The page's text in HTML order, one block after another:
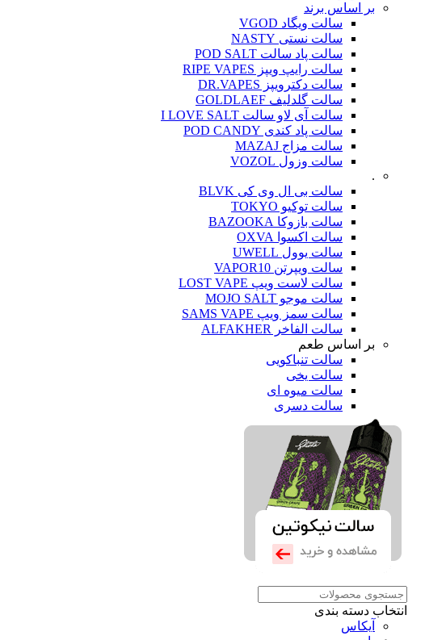
بر اساس برند
سالت ویگاد VGOD
سالت نستی NASTY
سالت پاد سالت POD SALT
سالت رایپ ویپز RIPE VAPES
سالت دکترویپز DR.VAPES
سالت گلدلیف GOLDLAEF
سالت آی لاو سالت I LOVE SALT
سالت پاد کندی POD CANDY
سالت مزاج MAZAJ
سالت وزول VOZOL
.
سالت بی ال وی کی BLVK
سالت توکیو TOKYO
سالت بازوکا BAZOOKA
سالت اکسوا OXVA
سالت یوول UWELL
سالت ویپرتن VAPOR10
سالت لاست ویپ LOST VAPE
سالت موجو MOJO SALT
سالت سمز ویپ SAMS VAPE
سالت الفاخر ALFAKHER
بر اساس طعم
سالت تنباکویی
سالت یخی
سالت میوه ای
سالت دسری
انتخاب دسته بندی
آیکاس